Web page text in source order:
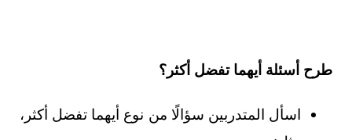
طرح أسئلة أيهما تفضل أكثر؟
اسأل المتدربين سؤالًا من نوع أيهما تفضل أكثر،